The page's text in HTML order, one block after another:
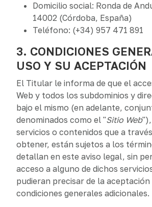
Domicilio social: Ronda de
14002 (Córdoba, España)
Teléfono: (+34) 957 471 891
3. CONDICIONES
USO Y SU ACEPTACIÓN
El Titular le informa de que el
Web y todos los subdominios y
bajo el mismo (en adelante,
denominados como el "Sitio Web
servicios o contenidos que a
obtener, están sujetos a los
detallan en este aviso legal, sin
acceso a alguno de dichos
pudieran precisar de la aceptación
condiciones generales adicionales.